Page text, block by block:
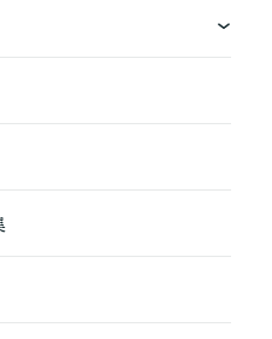
たてのお食事
う